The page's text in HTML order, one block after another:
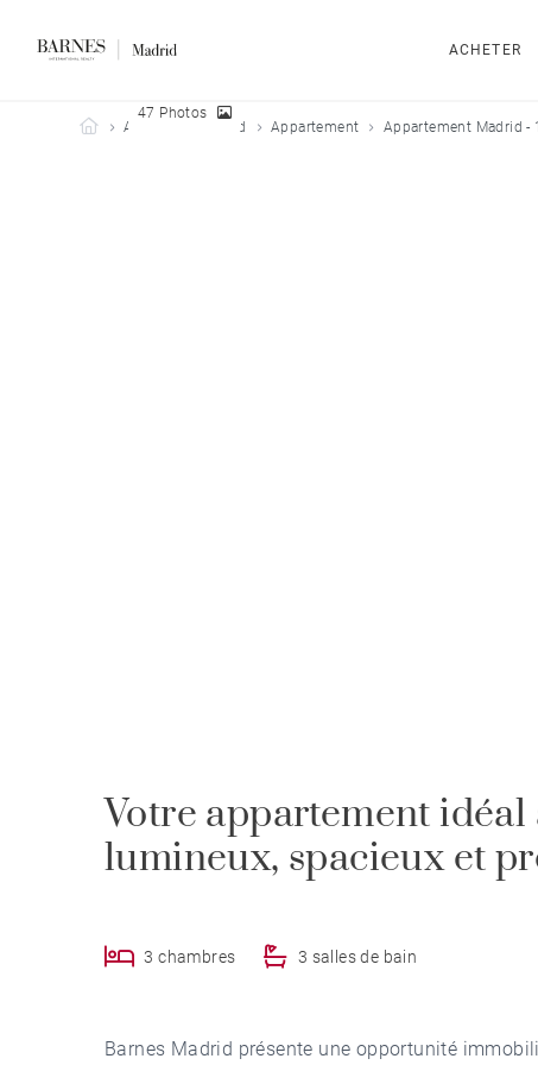
ACHETER
Barnes Madrid
Acheter Madrid Appartement Appartement Madrid -
47 Photos
Votre appartement idéal
lumineux, spacieux et
3 chambres 3 salles de bain
Barnes Madrid présente une opportunité